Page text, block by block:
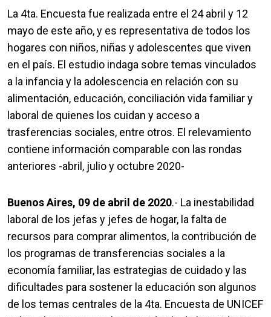
La 4ta. Encuesta fue realizada entre el 24 abril y 12
mayo de este año, y es representativa de todos los
hogares con niños, niñas y adolescentes que viven
en el país. El estudio indaga sobre temas vinculados
a la infancia y la adolescencia en relación con su
alimentación, educación, conciliación vida familiar y
laboral de quienes los cuidan y acceso a
trasferencias sociales, entre otros. El relevamiento
contiene información comparable con las rondas
anteriores -abril, julio y octubre 2020-
Buenos Aires, 09 de abril de 2020.- La inestabilidad
laboral de los jefas y jefes de hogar, la falta de
recursos para comprar alimentos, la contribución de
los programas de transferencias sociales a la
economía familiar, las estrategias de cuidado y las
dificultades para sostener la educación son algunos
de los temas centrales de la 4ta. Encuesta de UNICEF